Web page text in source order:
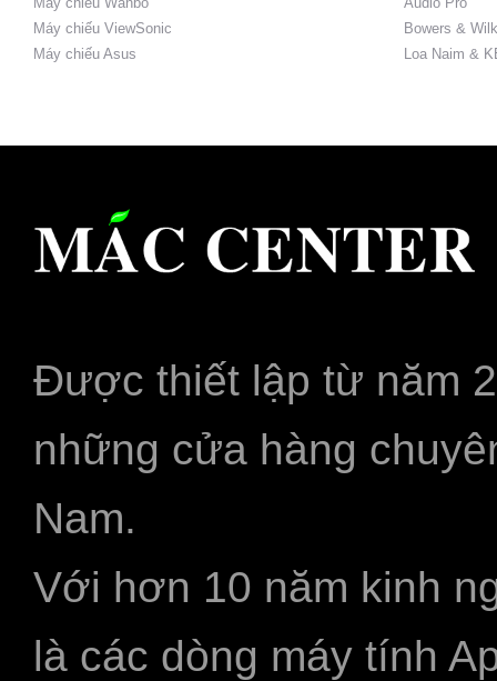
Máy chiếu ViewSonic
Máy chiếu Asus
Bowers &
Loa Naim &
Được thiết lập từ năm
những cửa hàng
Nam.
Với hơn 10 năm kinh
là các dòng máy tính